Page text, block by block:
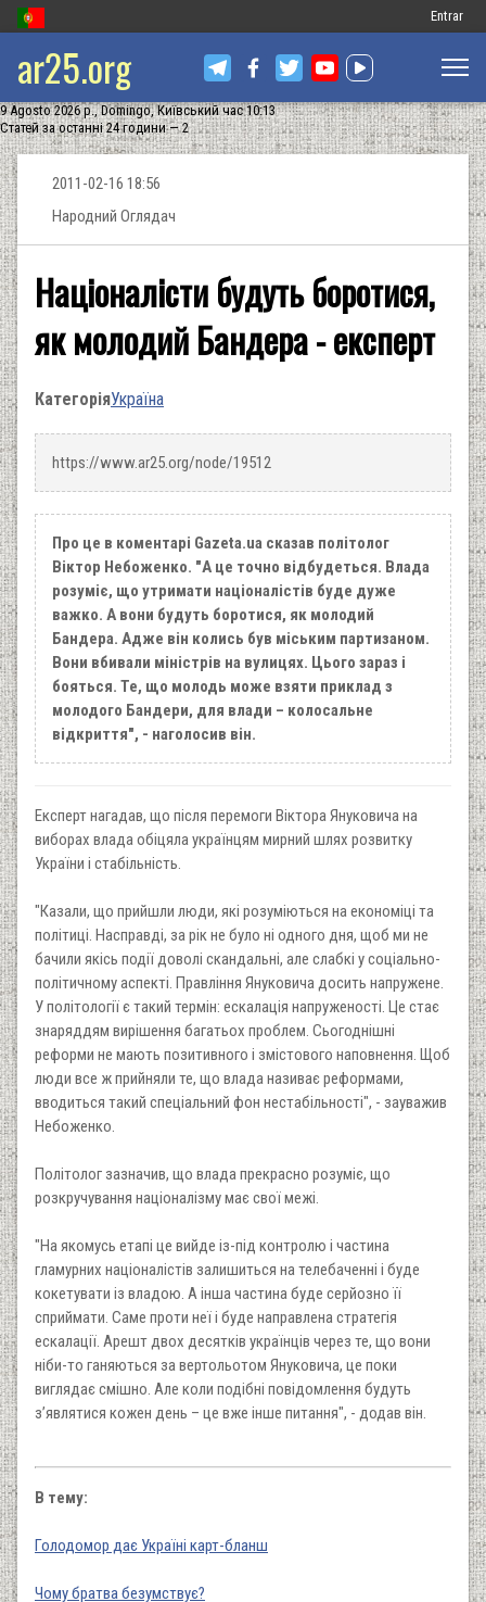
Меню
запису
Entrar
ar25.org
9 Agosto 2026 р., Domingo, Київський час 10:13
Статей за останні 24 години — 2
2011-02-16 18:56
Народний Оглядач
Націоналісти будуть боротися,
як молодий Бандера - експерт
КатегоріяУкраїна
https://www.ar25.org/node/19512
Про це в коментарі Gazeta.ua сказав політолог
Віктор Небоженко. "А це точно відбудеться. Влада
розуміє, що утримати націоналістів буде дуже
важко. А вони будуть боротися, як молодий
Бандера. Адже він колись був міським партизаном.
Вони вбивали міністрів на вулицях. Цього зараз і
бояться. Те, що молодь може взяти приклад з
молодого Бандери, для влади – колосальне
відкриття", - наголосив він.
Експерт нагадав, що після перемоги Віктора Януковича на
виборах влада обіцяла українцям мирний шлях розвитку
України і стабільність.
"Казали, що прийшли люди, які розуміються на економіці та
політиці. Насправді, за рік не було ні одного дня, щоб ми не
бачили якісь події доволі скандальні, але слабкі у соціально-
політичному аспекті. Правління Януковича досить напружене.
У політології є такий термін: ескалація напруженості. Це стає
знаряддям вирішення багатьох проблем. Сьогоднішні
реформи не мають позитивного і змістового наповнення. Щоб
люди все ж прийняли те, що влада називає реформами,
вводиться такий спеціальний фон нестабільності", - зауважив
Небоженко.
Політолог зазначив, що влада прекрасно розуміє, що
розкручування націоналізму має свої межі.
"На якомусь етапі це вийде із-під контролю і частина
гламурних націоналістів залишиться на телебаченні і буде
кокетувати із владою. А інша частина буде серйозно її
сприймати. Саме проти неї і буде направлена стратегія
ескалації. Арешт двох десятків українців через те, що вони
ніби-то ганяються за вертольотом Януковича, це поки
виглядає смішно. Але коли подібні повідомлення будуть
з’являтися кожен день – це вже інше питання", - додав він.
В тему:
Голодомор дає Україні карт-бланш
Чому братва безумствує?